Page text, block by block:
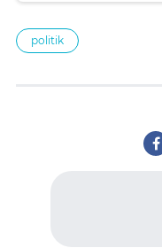
politik